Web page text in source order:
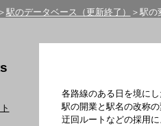
＞ 駅のデータベース（更新終了）
＞駅の
各路線のある日を境に
駅の開業と駅名の改称
迂回ルートなどの採用